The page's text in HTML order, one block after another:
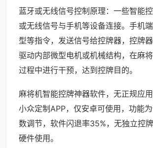
蓝牙或无线信号控制原理：一些智能
或无线信号与手机等设备连接。手机
型等指令，发送信号给控牌器，控牌
驱动内部微型电机或机械结构，在麻
过程中进行干预，达到控牌目的。
麻将机智能控牌神器软件，无正规应
小众定制APP，仅安卓可使用，功能
数调节，软件闪退率35%，无独立控
硬件使用。